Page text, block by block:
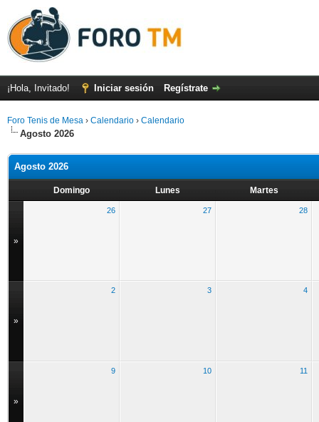
¡Hola, Invitado! Iniciar sesión Regístrate
Foro Tenis de Mesa › Calendario › Calendario
Agosto 2026
Agosto 2026
Domingo Lunes Martes
»
26 27 28
»
2 3 4
»
9 10 11